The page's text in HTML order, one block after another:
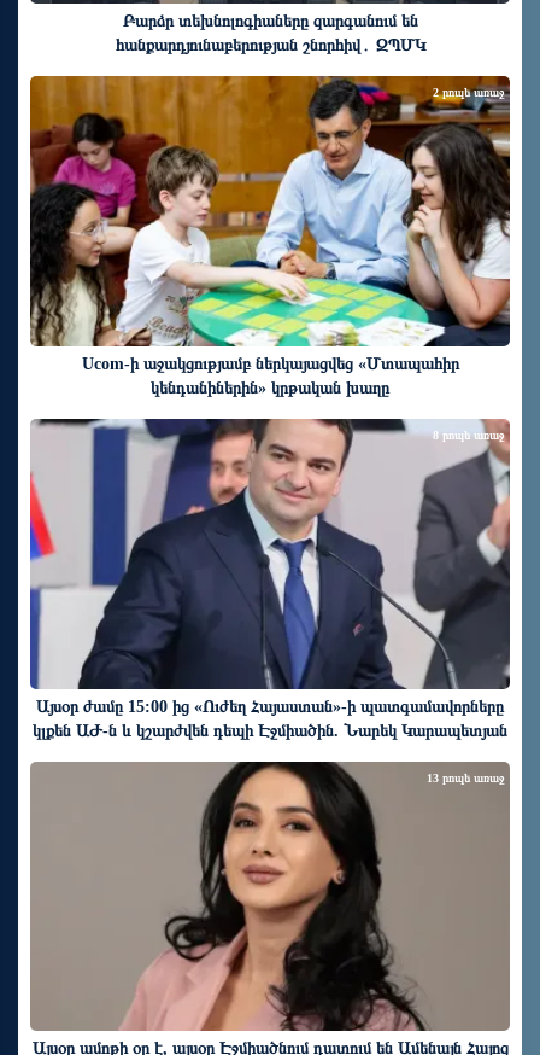
Բարձր տեխնոլոգիաները զարգանում են
հանքարդյունաբերության շնորհիվ․ ԶՊՄԿ
Ucom-ի աջակցությամբ ներկայացվեց «Մտապահիր
կենդանիներին» կրթական խաղը
2 րոպե առաջ
Այսօր ժամը 15:00 ից «Ուժեղ Հայաստան»-ի պատգամավորները
կլքեն ԱԺ-ն և կշարժվեն դեպի Էջմիածին. Նարեկ Կարապետյան
8 րոպե առաջ
Այսօր ամոթի օր է, այսօր Էջմիածնում դատում են Ամենայն Հայոց
13 րոպե առաջ